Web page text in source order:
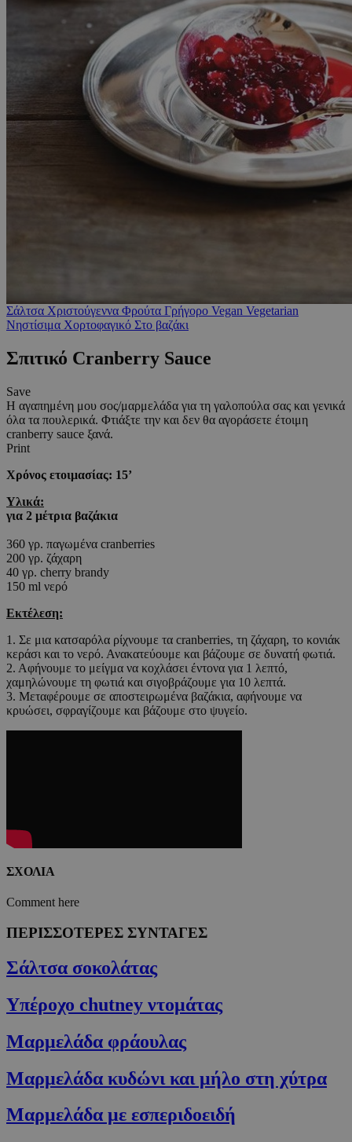
Σάλτσα Χριστούγεννα Φρούτα Γρήγορο Vegan Vegetarian
Νηστίσιμα Χορτοφαγικό Στο βαζάκι
Σπιτικό Cranberry Sauce
Save
Η αγαπημένη μου σος/μαρμελάδα για τη γαλοπούλα σας και γενικά
όλα τα πουλερικά. Φτιάξτε την και δεν θα αγοράσετε έτοιμη
cranberry sauce ξανά.
Print
Χρόνος ετοιμασίας: 15’
Υλικά:
για 2 μέτρια βαζάκια
360 γρ. παγωμένα cranberries
200 γρ. ζάχαρη
40 γρ. cherry brandy
150 ml νερό
Εκτέλεση:
1. Σε μια κατσαρόλα ρίχνουμε τα cranberries, τη ζάχαρη, το κονιάκ
κεράσι και το νερό. Ανακατεύουμε και βάζουμε σε δυνατή φωτιά.
2. Αφήνουμε το μείγμα να κοχλάσει έντονα για 1 λεπτό,
χαμηλώνουμε τη φωτιά και σιγοβράζουμε για 10 λεπτά.
3. Μεταφέρουμε σε αποστειρωμένα βαζάκια, αφήνουμε να
κρυώσει, σφραγίζουμε και βάζουμε στο ψυγείο.
ΣΧΟΛΙΑ
Comment here
ΠΕΡΙΣΣΟΤΕΡΕΣ ΣΥΝΤΑΓΕΣ
Σάλτσα σοκολάτας
Υπέροχο chutney ντομάτας
Μαρμελάδα φράουλας
Μαρμελάδα κυδώνι και μήλο στη χύτρα
Μαρμελάδα με εσπεριδοειδή